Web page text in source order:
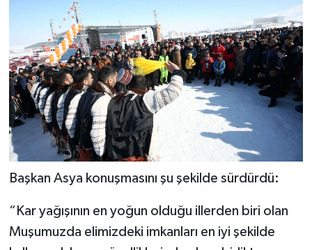
Başkan Asya konuşmasını şu şekilde sürdürdü:
“Kar yağışının en yoğun olduğu illerden biri olan
Muşumuzda elimizdeki imkanları en iyi şekilde